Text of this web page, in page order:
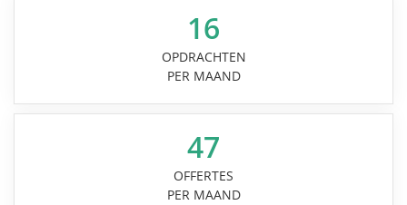
16
OPDRACHTEN
PER MAAND
47
OFFERTES
PER MAAND